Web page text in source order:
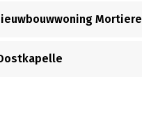
Mortiere